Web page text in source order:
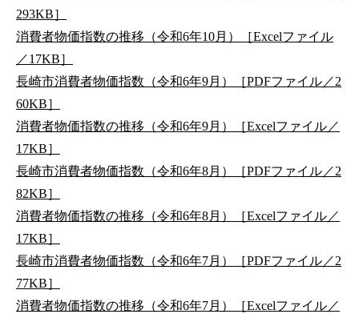
293KB］
消費者物価指数の推移（令和6年10月）［Excelファイル
／17KB］
長崎市消費者物価指数（令和6年9月）［PDFファイル／2
60KB］
消費者物価指数の推移（令和6年9月）［Excelファイル／
17KB］
長崎市消費者物価指数（令和6年8月）［PDFファイル／2
82KB］
消費者物価指数の推移（令和6年8月）［Excelファイル／
17KB］
長崎市消費者物価指数（令和6年7月）［PDFファイル／2
77KB］
消費者物価指数の推移（令和6年7月）［Excelファイル／